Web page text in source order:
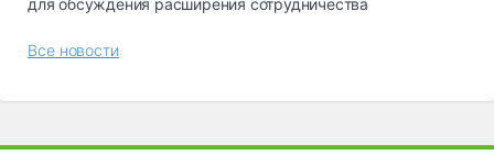
для обсуждения расширения сотрудничества
Все новости